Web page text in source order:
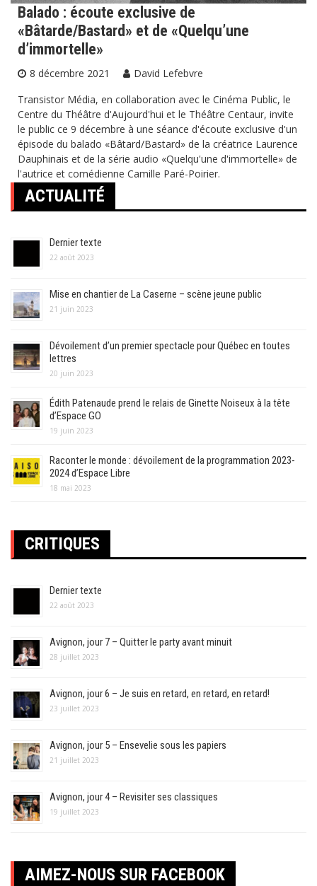
Balado : écoute exclusive de
«Bâtarde/Bastard» et de «Quelqu’une
d’immortelle»
8 décembre 2021
David Lefebvre
Transistor Média, en collaboration avec le Cinéma Public, le
Centre du Théâtre d'Aujourd'hui et le Théâtre Centaur, invite
le public ce 9 décembre à une séance d'écoute exclusive d'un
épisode du balado «Bâtard/Bastard» de la créatrice Laurence
Dauphinais et de la série audio «Quelqu'une d'immortelle» de
l'autrice et comédienne Camille Paré-Poirier.
ACTUALITÉ
Dernier texte
22 août 2023
Mise en chantier de La Caserne – scène jeune public
21 juin 2023
Dévoilement d’un premier spectacle pour Québec en toutes
lettres
20 juin 2023
Édith Patenaude prend le relais de Ginette Noiseux à la tête
d’Espace GO
19 juin 2023
Raconter le monde : dévoilement de la programmation 2023-
2024 d’Espace Libre
18 mai 2023
CRITIQUES
Dernier texte
22 août 2023
Avignon, jour 7 – Quitter le party avant minuit
28 juillet 2023
Avignon, jour 6 – Je suis en retard, en retard, en retard!
23 juillet 2023
Avignon, jour 5 – Ensevelie sous les papiers
21 juillet 2023
Avignon, jour 4 – Revisiter ses classiques
19 juillet 2023
AIMEZ-NOUS SUR FACEBOOK